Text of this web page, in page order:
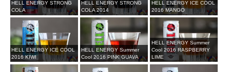
HELL ENERGY STRONG
COLA
HELL ENERGY STRONG
COLA 2014
HELL ENERGY ICE COOL
2016 MANGO
HELL ENERGY ICE COOL
2016 KIWI
HELL ENERGY Summer
Cool 2016 PINK GUAVA
HELL ENERGY Summer
Cool 2016 RASPBERRY
LIME